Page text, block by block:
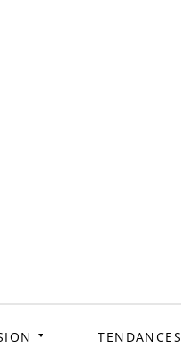
TENDANCES